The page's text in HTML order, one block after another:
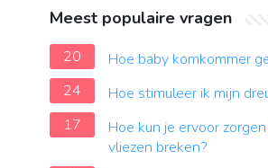
Meest populaire vragen
20
Hoe baby komkommer
24
Hoe stimuleer ik mijn
17
Hoe kun je ervoor
vliezen breken?